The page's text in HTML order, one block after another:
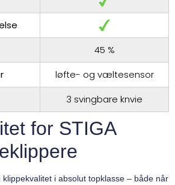
45 %
løfte- og væltesensor
3 svingbare knvie
for STIGA
klippekvalitet i absolut topklasse – både når